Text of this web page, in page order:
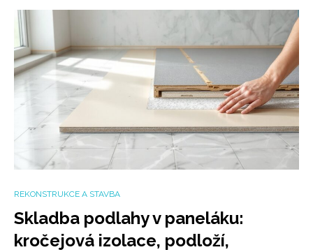
REKONSTRUKCE A STAVBA
Skladba podlahy v paneláku:
kročejová izolace, podloží,